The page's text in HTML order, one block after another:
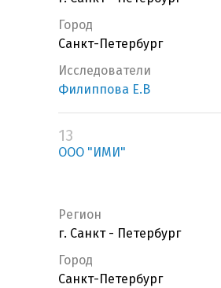
Город
Санкт-Петербург
Исследователи
Филиппова Е.В
13
ООО "ИМИ"
Регион
г. Санкт - Петербург
Город
Санкт-Петербург